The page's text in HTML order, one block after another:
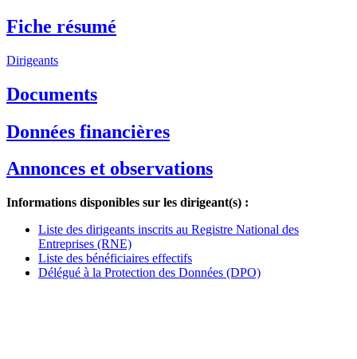
Fiche résumé
Dirigeants
Documents
Données financières
Annonces et observations
Informations disponibles sur les dirigeant(s) :
Liste des dirigeants inscrits au Registre National des
Entreprises (RNE)
Liste des bénéficiaires effectifs
Délégué à la Protection des Données (DPO)